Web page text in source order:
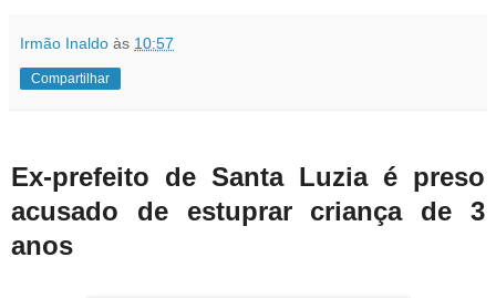
Irmão Inaldo às 10:57
Compartilhar
Ex-prefeito de Santa Luzia é preso
acusado de estuprar criança de 3
anos